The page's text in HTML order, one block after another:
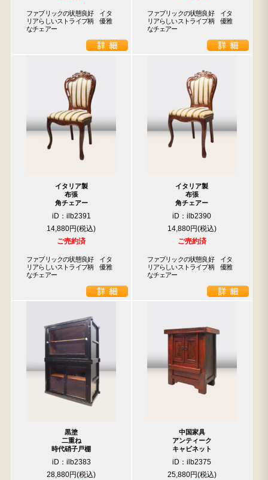
ファブリックの状態良好　イタ
リアらしいストライプ柄　優雅
なチェアー
ファブリックの状態良好　イタ
リアらしいストライプ柄　優雅
なチェアー
イタリア製
布張
角チェアー
iD：ilb2391
14,880円
ご売約済
ファブリックの状態良好　イタ
リアらしいストライプ柄　優雅
なチェアー
イタリア製
布張
角チェアー
iD：ilb2390
14,880円
ご売約済
ファブリックの状態良好　イタ
リアらしいストライプ柄　優雅
なチェアー
黒塗
二重ね
時代硝子戸棚
iD：ilb2383
28,880円
中国家具
アンティーク
キャビネット
iD：ilb2375
25,880円